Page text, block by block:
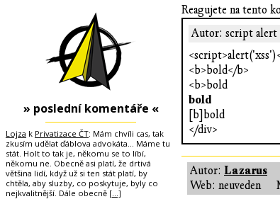
Reagujete na tento
Autor: script alert
<b>bold</b>
<b>bold
bold
[b]bold
</div>
Autor: Lazarus
Web: neuveden
» poslední komentáře «
Lojza k Privatizace ČT: Mám chvíli cas, tak
zkusím udělat ďáblova advokáta... Máme tu
stát. Holt to tak je, někomu se to líbí,
někomu ne. Obecně asi platí, že drtivá
většina lidí, když už si ten stát platí, by
chtěla, aby sluzby, co poskytuje, byly co
nejkvalitnější. Dále obecně […]